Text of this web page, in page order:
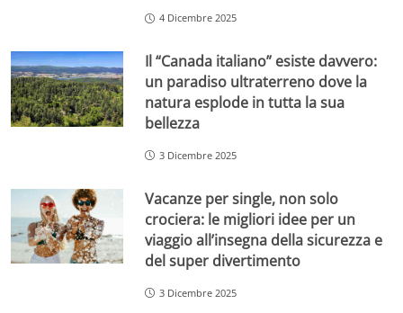
4 Dicembre 2025
Il “Canada italiano” esiste davvero:
un paradiso ultraterreno dove la
natura esplode in tutta la sua
bellezza
3 Dicembre 2025
Vacanze per single, non solo
crociera: le migliori idee per un
viaggio all’insegna della sicurezza e
del super divertimento
3 Dicembre 2025